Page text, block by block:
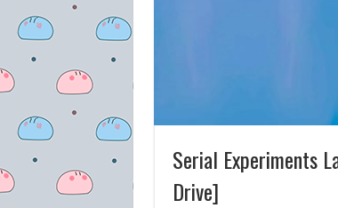
Serial Experiments
Drive]